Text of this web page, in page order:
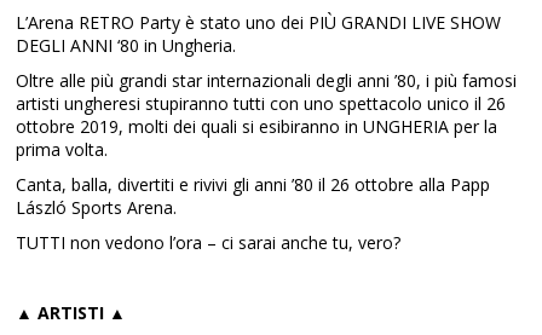
L’Arena RETRO Party è stato uno dei PIÙ GRANDI LIVE SHOW
DEGLI ANNI ‘80 in Ungheria.
Oltre alle più grandi star internazionali degli anni ’80, i più famosi
artisti ungheresi stupiranno tutti con uno spettacolo unico il 26
ottobre 2019, molti dei quali si esibiranno in UNGHERIA per la
prima volta.
Canta, balla, divertiti e rivivi gli anni ’80 il 26 ottobre alla Papp
László Sports Arena.
TUTTI non vedono l’ora – ci sarai anche tu, vero?
▲ ARTISTI ▲